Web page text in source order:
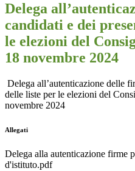
Delega
candidati e dei
le elezioni del
18 novembre 2024
Delega all’autenticazione delle
delle liste per le elezioni del
novembre 2024
Allegati
Delega alla autenticazione firme
d'istituto.pdf